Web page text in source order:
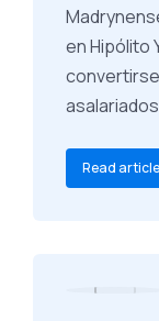
en Hipólito
Read article